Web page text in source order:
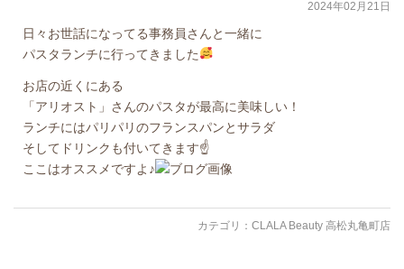
2024年02月21日
日々お世話になってる事務員さんと一緒に
パスタランチに行ってきました
お店の近くにある
「アリオスト」さんのパスタが最高に美味しい！
ランチにはパリパリのフランスパンとサラダ
そしてドリンクも付いてきます☝️
ここはオススメですよ♪
カテゴリ： CLALA Beauty 高松丸亀町店